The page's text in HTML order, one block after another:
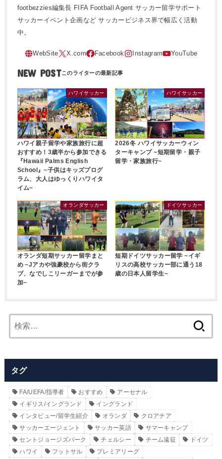
footbezzies編集長 FIFA Football Agent サッカー留学サポート
サッカーイベント企画など サッカービジネス界で幅広く活動
中。
NEW POST
ハワイサッカー
ハワイ親子留学や家族旅行に超
おすすめ！3歳半から参加できる
『Hawaii Palms English
School』~子供はキッズプログ
ラム、大人はゆっくりハワイタ
イム~
ハワイサッカー
2026冬 ハワイサッカーウィン
ターキャンプ ~短期留学・親子
留学・家族旅行~
オランダサッカー
オランダ短期サッカー留学まと
め ~Jアカや強豪校から街クラ
ブ、なでしこリーガーまでが参
加~
ドイツサッカー
短期ドイツサッカー留学 ~イギ
リスの高校サッカー部に通う18
歳の日本人留学生~
索:
タグ
FA/UEFA/指導者 おすすめ
アーセナル
イギリス/イングランド
イングランド
インタビュー/留学生紹介
オランダ
クロアチア
サッカーエージェント
サッカー英語
サマーキャンプ
セントジョージズパーク
チェルシー チーム遠征
ドイツ
ハワイ
フットサル
プレミアリーグ